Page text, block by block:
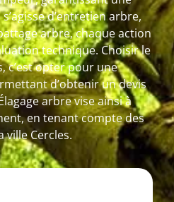
d’entretien arbre,
arbre, chaque action
technique. Choisir le
c’est opter pour une
d’obtenir un devis
arbre vise ainsi à
en tenant compte des
ville Cercles.